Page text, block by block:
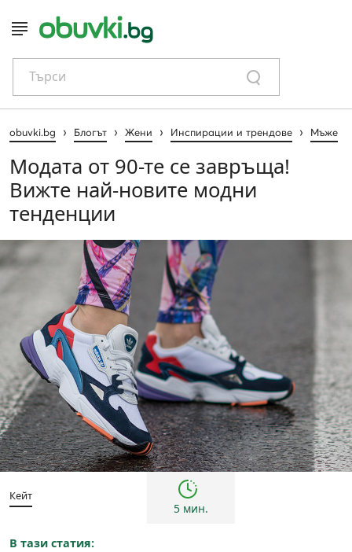
Търси
obuvki.bg › Блогът › Жени › Инспирации и трендове › Мъже
Модата от 90-те се завръща!
Вижте най-новите модни
тенденции
Жени Инспирации и трендове Мъже
Кейт
5 мин.
В тази статия: